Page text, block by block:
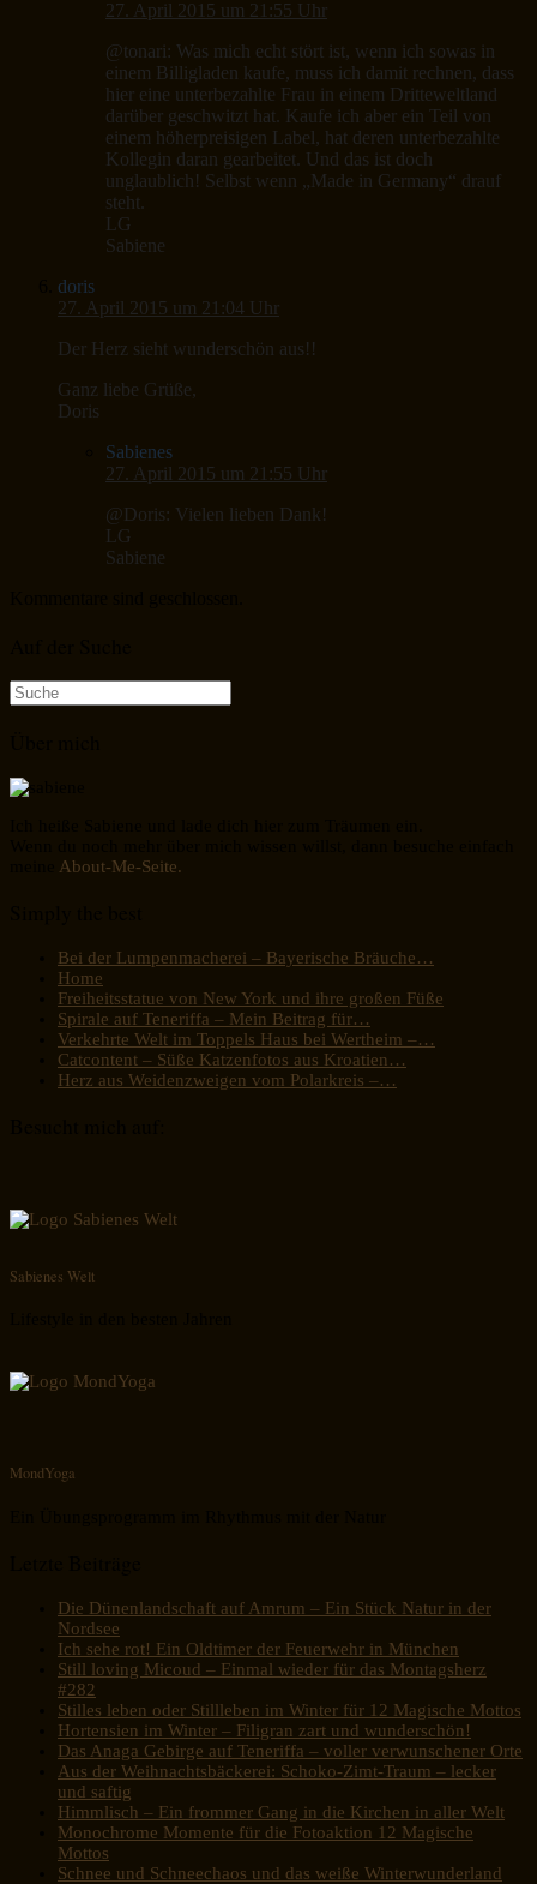
27. April 2015 um 21:55 Uhr
@tonari: Was mich echt stört ist, wenn ich sowas in
einem Billigladen kaufe, muss ich damit rechnen, dass
hier eine unterbezahlte Frau in einem Dritteweltland
darüber geschwitzt hat. Kaufe ich aber ein Teil von
einem höherpreisigen Label, hat deren unterbezahlte
Kollegin daran gearbeitet. Und das ist doch
unglaublich! Selbst wenn „Made in Germany“ drauf
steht.
LG
Sabiene
doris
27. April 2015 um 21:04 Uhr
Der Herz sieht wunderschön aus!!
Ganz liebe Grüße,
Doris
Sabienes
27. April 2015 um 21:55 Uhr
@Doris: Vielen lieben Dank!
LG
Sabiene
Suche
nach:
About-Me-Seite.
Bei der Lumpenmacherei – Bayerische Bräuche…
Home
Freiheitsstatue von New York und ihre großen Füße
Spirale auf Teneriffa – Mein Beitrag für…
Verkehrte Welt im Toppels Haus bei Wertheim –…
Catcontent – Süße Katzenfotos aus Kroatien…
Herz aus Weidenzweigen vom Polarkreis –…
Sabienes Welt
MondYoga
Die Dünenlandschaft auf Amrum – Ein Stück Natur in der
Nordsee
Ich sehe rot! Ein Oldtimer der Feuerwehr in München
Still loving Micoud – Einmal wieder für das Montagsherz
#282
Stilles leben oder Stillleben im Winter für 12 Magische Mottos
Hortensien im Winter – Filigran zart und wunderschön!
Das Anaga Gebirge auf Teneriffa – voller verwunschener Orte
Aus der Weihnachtsbäckerei: Schoko-Zimt-Traum – lecker
und saftig
Himmlisch – Ein frommer Gang in die Kirchen in aller Welt
Monochrome Momente für die Fotoaktion 12 Magische
Mottos
Schnee und Schneechaos und das weiße Winterwunderland